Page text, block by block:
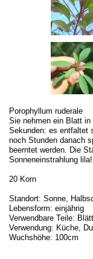
Porophyllum ruderale
Sie nehmen ein Blatt
Sekunden: es entfaltet
noch Stunden danach
beerntet werden. Die
Sonneneinstrahlung lila!
20 Korn
Standort: Sonne,
Lebensform: einjährig
Verwendbare Teile:
Verwendung: Küche,
Wuchshöhe: 100cm